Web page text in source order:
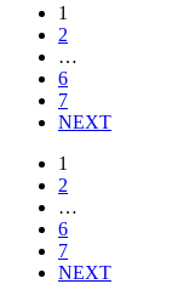
1
2
…
6
7
NEXT
1
2
…
6
7
NEXT